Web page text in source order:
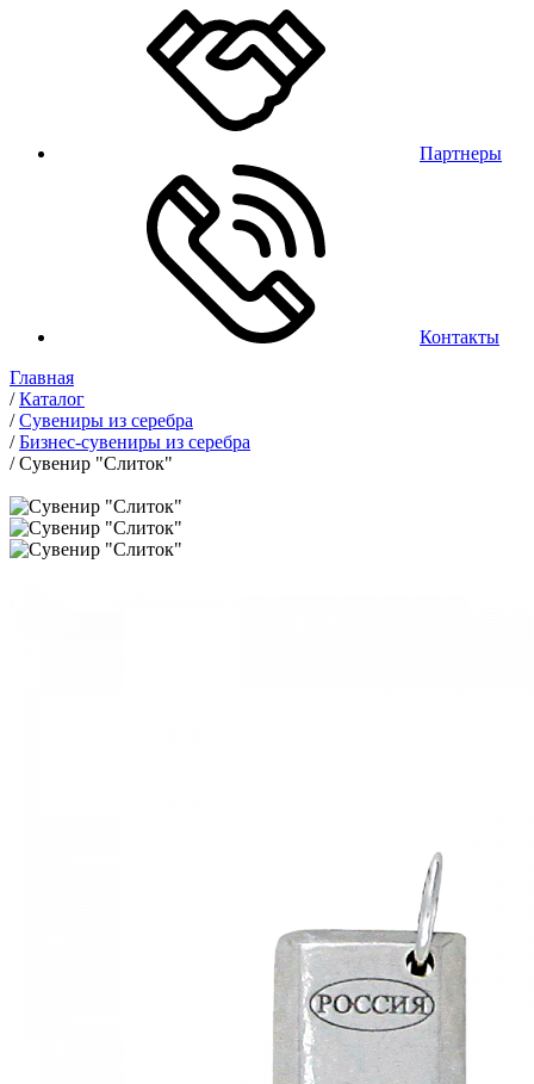
Партнеры
Контакты
Главная
/Каталог
/Сувениры из серебра
/Бизнес-сувениры из серебра
/Сувенир "Слиток"